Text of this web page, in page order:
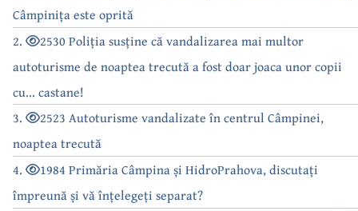
Câmpinița este oprită
2.
2530 Poliția susține că vandalizarea mai multor
autoturisme de noaptea trecută a fost doar joaca unor copii
cu... castane!
3.
2523 Autoturisme vandalizate în centrul Câmpinei,
noaptea trecută
4.
1984 Primăria Câmpina și HidroPrahova, discutați
împreună și vă înțelegeți separat?